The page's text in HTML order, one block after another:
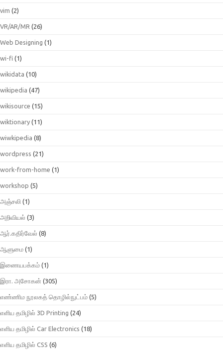
vim (2)
VR/AR/MR (26)
Web Designing (1)
wi-fi (1)
wikidata (10)
wikipedia (47)
wikisource (15)
wiktionary (11)
wiwkipedia (8)
wordpress (21)
work-from-home (1)
workshop (5)
அஞ்சலி (1)
அறிவியல் (3)
ஆர்.கதிர்வேல் (8)
ஆளுமை (1)
இணையபக்கம் (1)
இரா. அசோகன் (305)
எண்ணிம நூலகத் தொழில்நுட்பம் (5)
எளிய தமிழில் 3D Printing (24)
எளிய தமிழில் Car Electronics (18)
எளிய தமிழில் CSS (6)